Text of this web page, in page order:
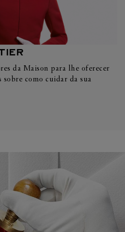
da Maison para lhe oferecer
como cuidar da sua